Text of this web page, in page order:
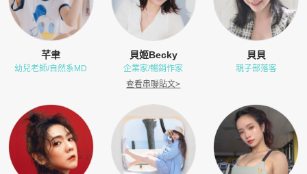
芊聿
幼兒老師/自然系MD
貝姬Becky
企業家/暢銷作家
查看串聯貼文>
貝貝
親子部落客